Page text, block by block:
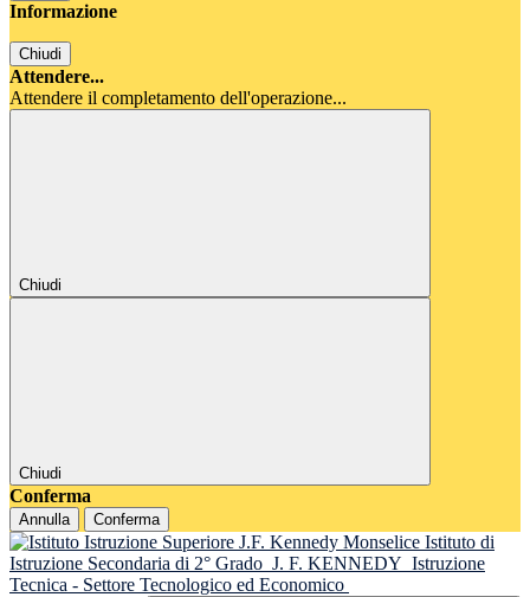
Informazione
Chiudi
Attendere...
Attendere il completamento dell'operazione...
Chiudi
Chiudi
Conferma
Annulla Conferma
Istituto di
Istruzione Secondaria di 2° Grado J. F. KENNEDY Istruzione
Tecnica - Settore Tecnologico ed Economico